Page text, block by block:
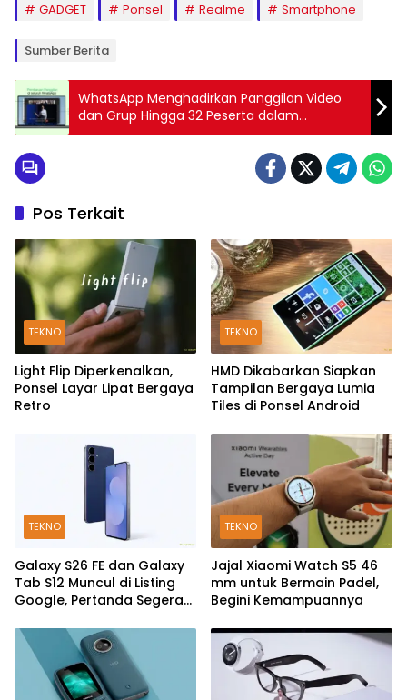
GADGET
Ponsel Realme Smartphone
Sumber Berita
WhatsApp Menghadirkan Panggilan Video
dan Grup Hingga 32 Peserta dalam
Pembaruan Terbarunya
Pos Terkait
TEKNO
Light Flip Diperkenalkan,
Ponsel Layar Lipat Bergaya
Retro
TEKNO
HMD Dikabarkan Siapkan
Tampilan Bergaya Lumia
Tiles di Ponsel Android
TEKNO
Galaxy S26 FE dan Galaxy
Tab S12 Muncul di Listing
Google, Pertanda Segera
TEKNO
Jajal Xiaomi Watch S5 46
mm untuk Bermain Padel,
Begini Kemampuannya